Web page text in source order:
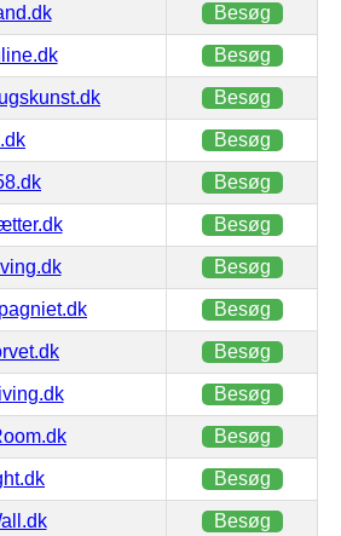
Besøg
Besøg
Besøg
Besøg
Besøg
Besøg
Besøg
Besøg
Besøg
Besøg
Besøg
Besøg
Besøg